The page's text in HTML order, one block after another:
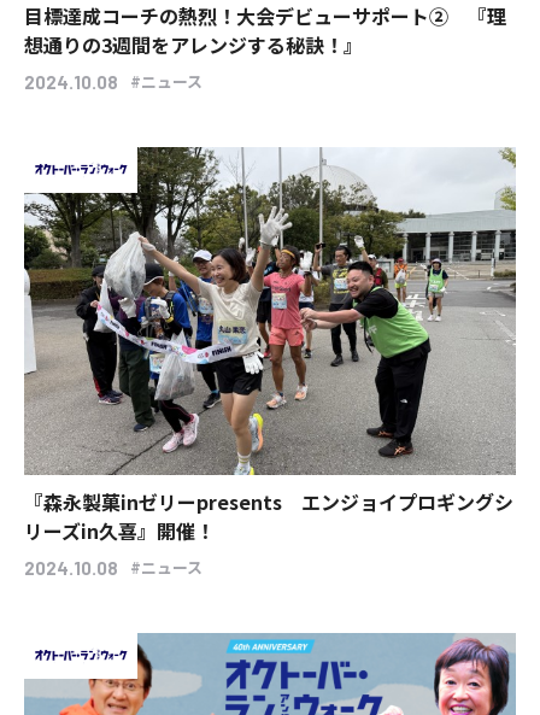
目標達成コーチの熱烈！大会デビューサポート② 『理
想通りの3週間をアレンジする秘訣！』
2024.10.08 #ニュース
『森永製菓inゼリーpresents エンジョイプロギングシ
リーズin久喜』開催！
2024.10.08 #ニュース